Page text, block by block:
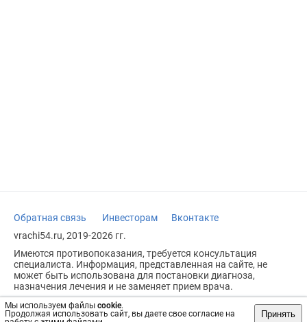
Мы используем файлы cookie.
Продолжая использовать сайт, вы даете свое согласие на
Принять
Обратная связь Инвесторам
Вконтакте
vrachi54.ru, 2019-2026 гг.
Имеются противопоказания, требуется консультация
специалиста. Информация, представленная на сайте, не
может быть использована для постановки диагноза,
назначения лечения и не заменяет прием врача.
Возрастное ограничение: 18+